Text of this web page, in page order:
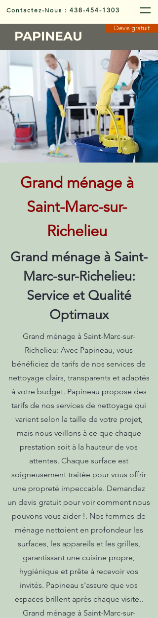
Contactez-Nous :438-454-1303
PAPINEAU
Devis gratuit
Grand ménage à
Saint-Marc-sur-
Richelieu
Grand ménage à Saint-
Marc-sur-Richelieu:
Service et Qualité
Optimaux
Grand ménage à Saint-Marc-sur-
Richelieu: Avec Papineau, vous
bénéficiez de tarifs de nos services de
nettoyage clairs, transparents et adaptés
à votre budget. Papineau propose des
tarifs de nos services de nettoyage qui
varient selon la taille de votre projet,
mais nous veillons à ce que chaque
prestation soit à la hauteur de vos
attentes. Chaque surface est
soigneusement traitée pour vous offrir
une propreté impeccable. Demandez
un devis gratuit pour voir comment nous
pouvons vous aider !. Nos femmes de
ménage nettoient en profondeur les
surfaces, les appareils et les grilles,
garantissant une cuisine propre,
hygiénique et prête à recevoir vos
invités. Papineau s'assure que vos
espaces brillent après chaque visite..
Grand ménage à Saint-Marc-sur-